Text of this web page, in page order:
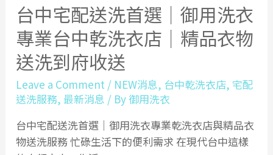
台中宅配送洗首選｜御用洗衣
專業台中乾洗衣店｜精品衣物
送洗到府收送
Leave a Comment / NEW消息, 台中乾洗衣店, 宅配
送洗服務, 最新消息 / By御用洗衣
台中宅配送洗首選｜御用洗衣專業乾洗衣店與精品衣
物送洗服務 忙碌生活下的便利需求 在現代台中這樣